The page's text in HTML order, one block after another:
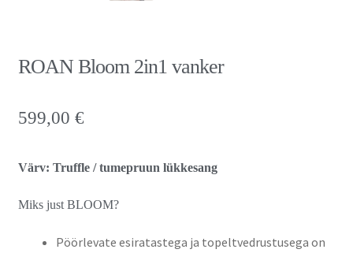
ROAN Bloom 2in1 vanker
599,00 €
Värv: Truffle / tumepruun lükkesang
Miks just BLOOM?
Pöörlevate esiratastega ja topeltvedrustusega on